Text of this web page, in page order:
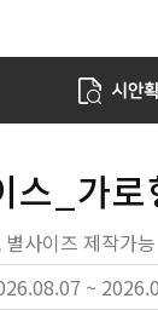
스_가
사이즈 제작가능
~